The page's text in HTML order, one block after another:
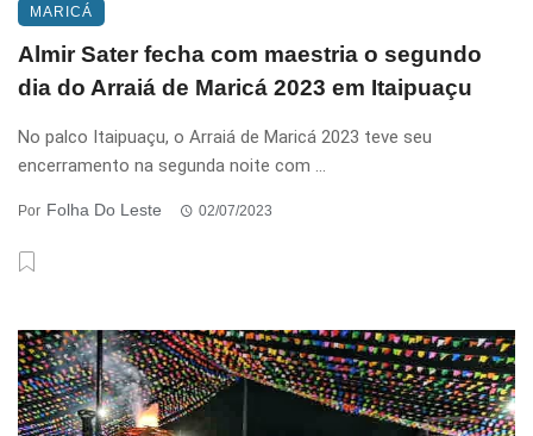
MARICÁ
Almir Sater fecha com maestria o segundo
dia do Arraiá de Maricá 2023 em Itaipuaçu
No palco Itaipuaçu, o Arraiá de Maricá 2023 teve seu
encerramento na segunda noite com ...
Por Folha Do Leste 02/07/2023